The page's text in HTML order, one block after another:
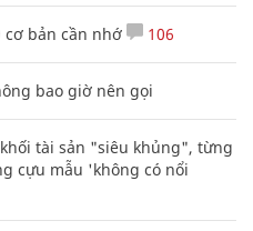
cơ bản cần nhớ 106
bao giờ nên gọi
tài sản "siêu khủng", từng
cựu mẫu 'không có nổi